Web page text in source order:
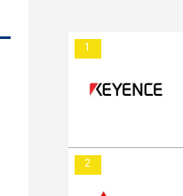
1
2